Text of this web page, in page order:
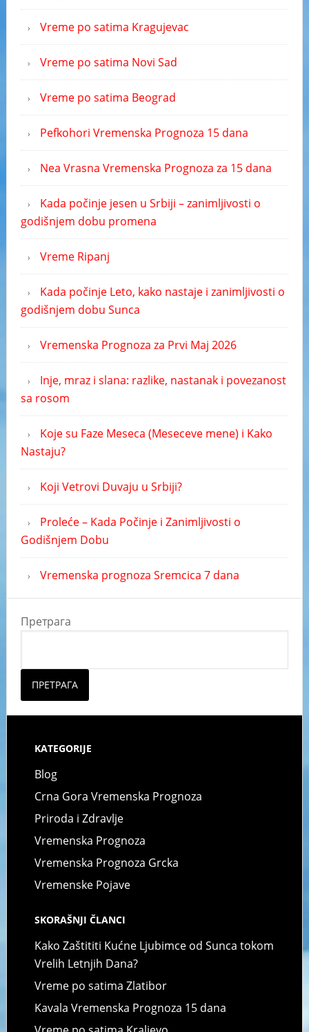
Vreme po satima Kragujevac
Vreme po satima Novi Sad
Vreme po satima Beograd
Pefkohori Vremenska Prognoza 15 dana
Nea Vrasna Vremenska Prognoza za 15 dana
Kada počinje jesen u Srbiji – zanimljivosti o
godišnjem dobu promena
Vreme Ripanj
Kada počinje Leto, kako nastaje i zanimljivosti o
godišnjem dobu Sunca
Vremenska Prognoza za Prvi Maj 2026
Inje, mraz i slana: razlike, nastanak i povezanost
sa rosom
Koje su Faze Meseca (Meseceve mene) i Kako
Nastaju?
Koji Vetrovi Duvaju u Srbiji?
Proleće – Kada Počinje i Zanimljivosti o
Godišnjem Dobu
Vremenska prognoza Sremcica 7 dana
Претрага
ПРЕТРАГА
KATEGORIJE
Blog
Crna Gora Vremenska Prognoza
Priroda i Zdravlje
Vremenska Prognoza
Vremenska Prognoza Grcka
Vremenske Pojave
SKORAŠNJI ČLANCI
Kako Zaštititi Kućne Ljubimce od Sunca tokom
Vrelih Letnjih Dana?
Vreme po satima Zlatibor
Kavala Vremenska Prognoza 15 dana